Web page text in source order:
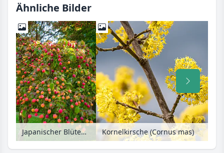
Ähnliche Bilder
Japanischer Blütenhartriegel (Cornus kousa) Kornelkirsche (Cornus mas)